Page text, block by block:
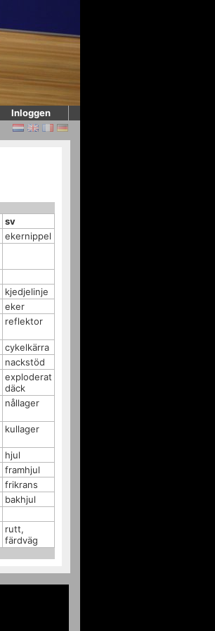
Inloggen
sv
ekernippel
kjedjelinje
eker
reflektor
cykelkärra
nackstöd
exploderat
däck
nållager
kullager
hjul
framhjul
frikrans
bakhjul
rutt,
färdväg